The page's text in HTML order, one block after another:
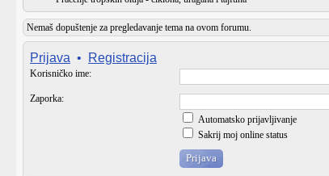
Nemaš dopuštenje za pregledavanje tema na ovom forumu.
Prijava • Registracija
Korisničko ime:
Zaporka:
Automatsko prijavljivanje
Sakrij moj online status